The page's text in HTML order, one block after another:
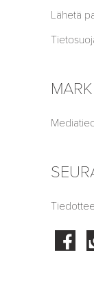
Lähetä